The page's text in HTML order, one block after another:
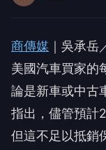
商傳媒 ｜吳承岳
美國汽車買家的
論是新車或中古
指出，儘管預計
但這不足以抵銷